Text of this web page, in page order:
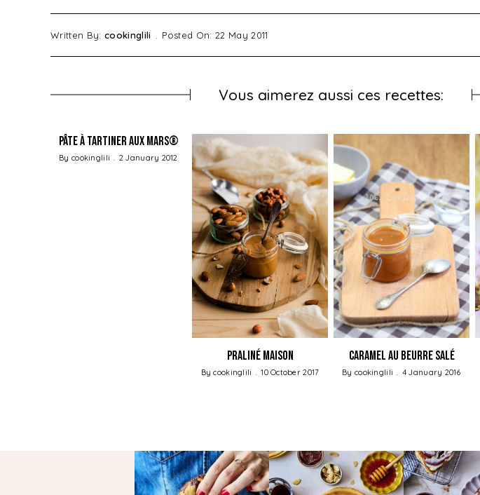
Written By: cookinglili Posted On: 22 May 2011
Vous aimerez aussi ces recettes:
Pâte à tartiner aux Mars®
Bycookinglili 2 January 2012
Praliné maison
Bycookinglili 10 October 2017
Caramel au Beurre Salé
Bycookinglili 4 January 2016